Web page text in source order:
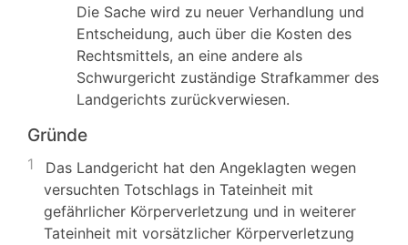
Die Sache wird zu neuer Verhandlung und
Entscheidung, auch über die Kosten des
Rechtsmittels, an eine andere als
Schwurgericht zuständige Strafkammer des
Landgerichts zurückverwiesen.
Gründe
1
Das Landgericht hat den Angeklagten wegen
versuchten Totschlags in Tateinheit mit
gefährlicher Körperverletzung und in weiterer
Tateinheit mit vorsätzlicher Körperverletzung